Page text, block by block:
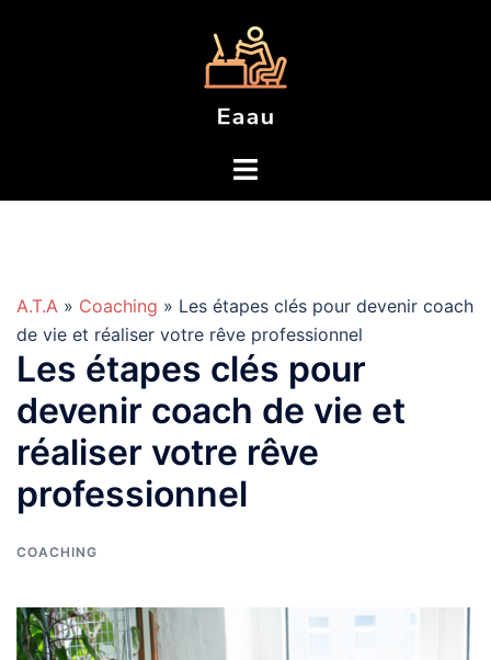
A.T.A » Coaching » Les étapes clés pour devenir coach
de vie et réaliser votre rêve professionnel
Les étapes clés pour
devenir coach de vie et
réaliser votre rêve
professionnel
COACHING